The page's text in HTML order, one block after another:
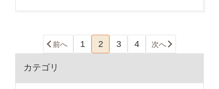
前へ 1 2 3 4 次へ
カテゴリ